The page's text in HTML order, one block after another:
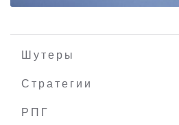
Шутеры
Стратегии
РПГ